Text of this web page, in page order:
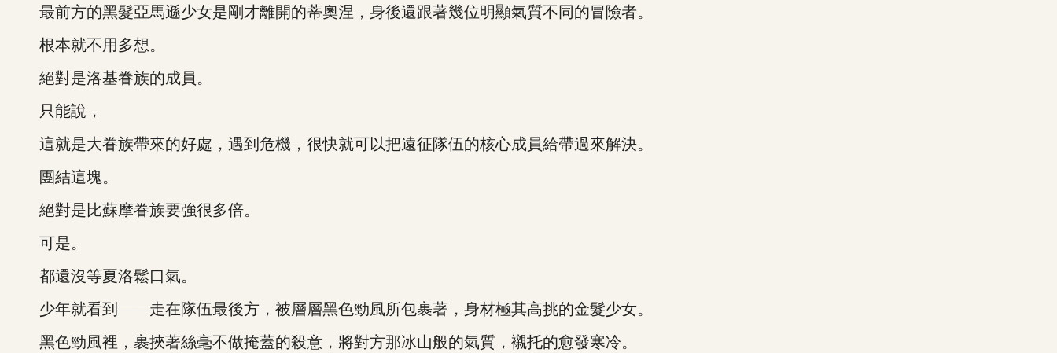
最前方的黑髮亞馬遜少女是剛才離開的蒂奧涅，身後還跟著幾位明顯氣質不同的冒險者。
根本就不用多想。
絕對是洛基眷族的成員。
只能說，
這就是大眷族帶來的好處，遇到危機，很快就可以把遠征隊伍的核心成員給帶過來解決。
團結這塊。
絕對是比蘇摩眷族要強很多倍。
可是。
都還沒等夏洛鬆口氣。
少年就看到——走在隊伍最後方，被層層黑色勁風所包裹著，身材極其高挑的金髮少女。
黑色勁風裡，裹挾著絲毫不做掩蓋的殺意，將對方那冰山般的氣質，襯托的愈發寒冷。